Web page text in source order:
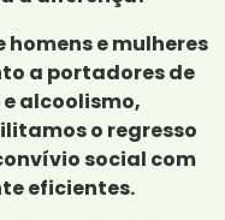
homens e mulheres
a portadores de
alcoolismo,
o regresso
social com
eficientes.